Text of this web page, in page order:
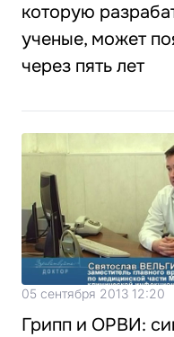
которую
ученые, может
через пять лет
05 сентября 2013 12:20
Грипп и ОРВИ: